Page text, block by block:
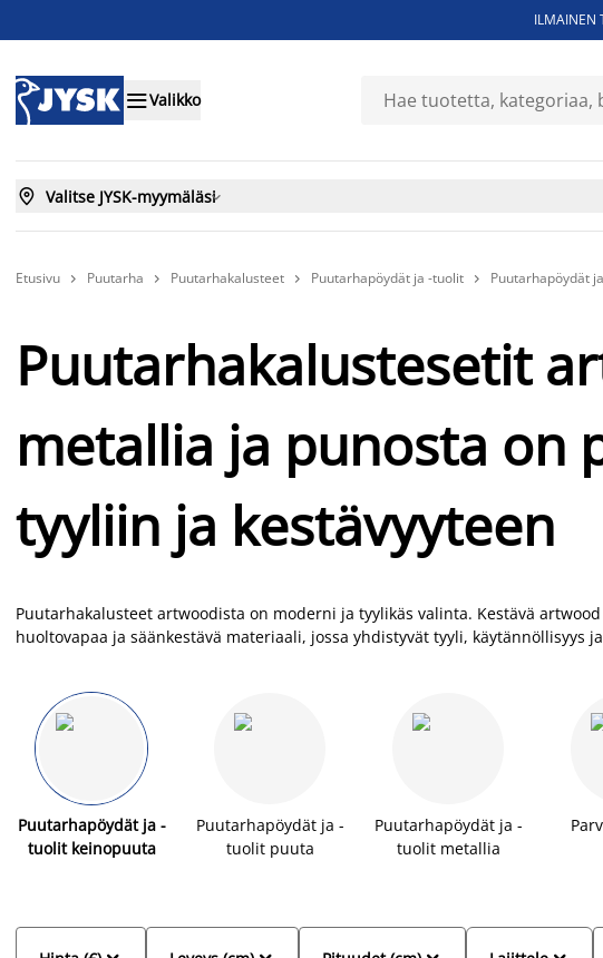
Valikko
 Valitse JYSK-myymäläsi
Etusivu  Puutarha  Puutarhakalusteet  Puutarhapöydät ja -tuolit  Puutarhapöydät
Puutarhakalustesetit
metallia ja punosta on
tyyliin ja kestävyyteen
Puutarhakalusteet artwoodista on moderni ja tyylikäs valinta. Kestävä
huoltovapaa ja säänkestävä materiaali, jossa yhdistyvät tyyli, käytännöllisyys
löydät JYSKistä edulliseen hintaan ja laajasta valikoimasta.
Puutarhapöydät ja -
tuolit keinopuuta
Puutarhapöydät ja -
tuolit puuta
Puutarhapöydät ja -
tuolit metallia